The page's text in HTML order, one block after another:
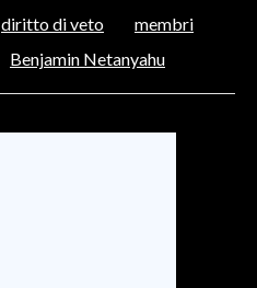
diritto di veto
membri
Benjamin Netanyahu